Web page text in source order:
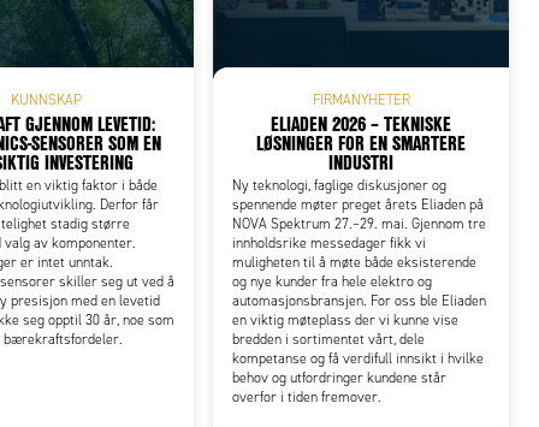
KUNNSKAP
GJENNOM LEVETID:
SENSORER SOM EN
INVESTERING
en viktig faktor i både
Derfor får
stadig større
av komponenter.
er intet unntak.
skiller seg ut ved å
presisjon med en levetid
seg opptil 30 år, noe som
bærekraftsfordeler.
FIRMANYHETER
ELIADEN 2026 – TEKNISKE
LØSNINGER FOR EN SMARTERE
INDUSTRI
Ny teknologi, faglige diskusjoner og
spennende møter preget årets Eliaden på
NOVA Spektrum 27.–29. mai. Gjennom tre
innholdsrike messedager fikk vi
muligheten til å møte både eksisterende
og nye kunder fra hele elektro og
automasjonsbransjen. For oss ble Eliaden
en viktig møteplass der vi kunne vise
bredden i sortimentet vårt, dele
kompetanse og få verdifull innsikt i hvilke
behov og utfordringer kundene står
overfor i tiden fremover.